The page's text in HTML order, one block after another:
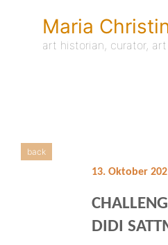
Maria
art historian, curator,
back
13. Oktober
DIDI